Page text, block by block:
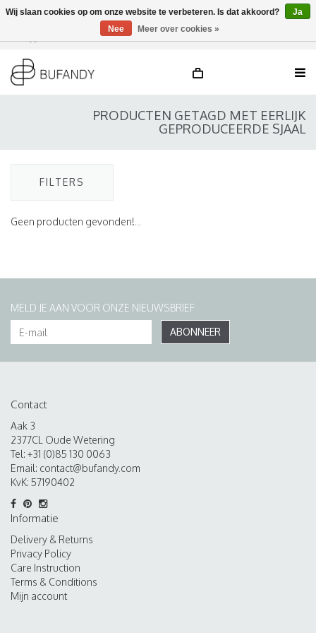
DE / EN
PRODUCTEN GETAGD MET EERLIJK
GEPRODUCEERDE SJAAL
FILTERS
Geen producten gevonden!...
MELD JE AAN VOOR ONZE NIEUWSBRIEF
ABONNEER
Contact
Aak 3
2377CL Oude Wetering
Tel: +31 (0)85 130 0063
Email: contact@bufandy.com
KvK: 57190402
Informatie
Delivery & Returns
Privacy Policy
Care Instruction
Terms & Conditions
Mijn account
Wij slaan cookies op om onze website te verbeteren. Is dat akkoord?
Ja
Nee
Meer over cookies »